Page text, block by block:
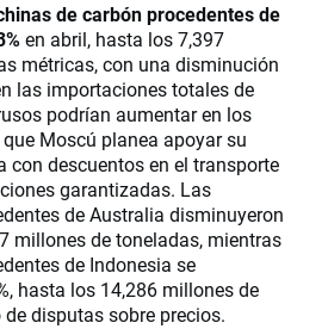
de carbón procedentes de
en abril, hasta los 7,397
métricas, con una disminución
las importaciones totales de
podrían aumentar en los
Moscú planea apoyar su
con descuentos en el transporte
garantizadas. Las
de Australia disminuyeron
millones de toneladas, mientras
de Indonesia se
hasta los 14,286 millones de
disputas sobre precios.